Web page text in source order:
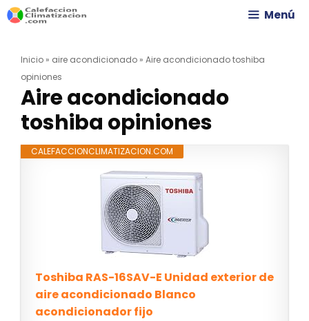
Saltar
contenido
Menú
Inicio » aire acondicionado » Aire acondicionado toshiba
opiniones
Aire acondicionado
toshiba opiniones
CALEFACCIONCLIMATIZACION.COM
Toshiba RAS-16SAV-E Unidad exterior de
aire acondicionado Blanco
acondicionador fijo